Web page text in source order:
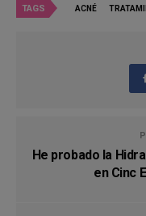
TAGS ACNÉ
He probado la
en Cinc